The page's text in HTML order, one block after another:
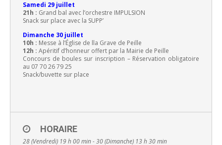
Samedi 29 juillet
21h : Grand bal avec l’orchestre IMPULSION
Snack sur place avec la SUPP’
Dimanche 30 juillet
10h : Messe à l’Église de lla Grave de Peille
12h : Apéritif d’honneur offert par la Mairie de Peille
Concours de boules sur inscription – Réservation obligatoire
au 07 70 26 79 25
Snack/buvette sur place
HORAIRE
28 (Vendredi) 19 h 00 min - 30 (Dimanche) 13 h 30 min